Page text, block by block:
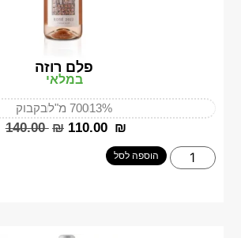
פלם רוזה
במלאי
13%700 מ"ל בקבוק
‎140.00 ₪ ‎110.00 ₪
הוספה לסל